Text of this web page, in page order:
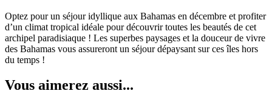
Optez pour un séjour idyllique aux Bahamas en décembre et profiter
d’un climat tropical idéale pour découvrir toutes les beautés de cet
archipel paradisiaque ! Les superbes paysages et la douceur de vivre
des Bahamas vous assureront un séjour dépaysant sur ces îles hors
du temps !
Vous aimerez aussi...